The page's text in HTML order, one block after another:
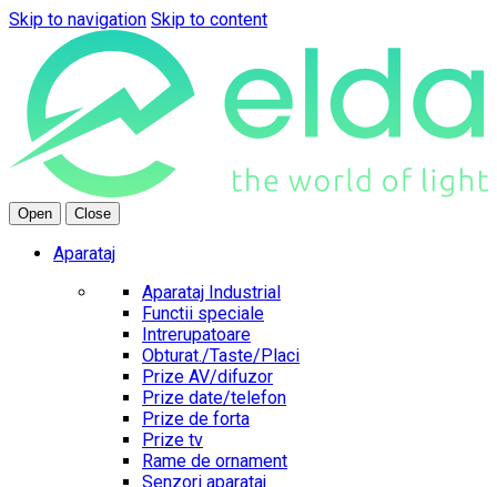
Skip to navigation Skip to content
Open Close
Aparataj
Aparataj Industrial
Functii speciale
Intrerupatoare
Obturat./Taste/Placi
Prize AV/difuzor
Prize date/telefon
Prize de forta
Prize tv
Rame de ornament
Senzori aparataj